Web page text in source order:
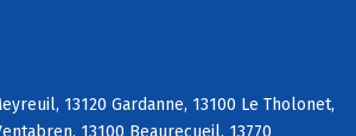
13120 Gardanne, 13100 Le Tholonet,
13100 Beaurecueil, 13770